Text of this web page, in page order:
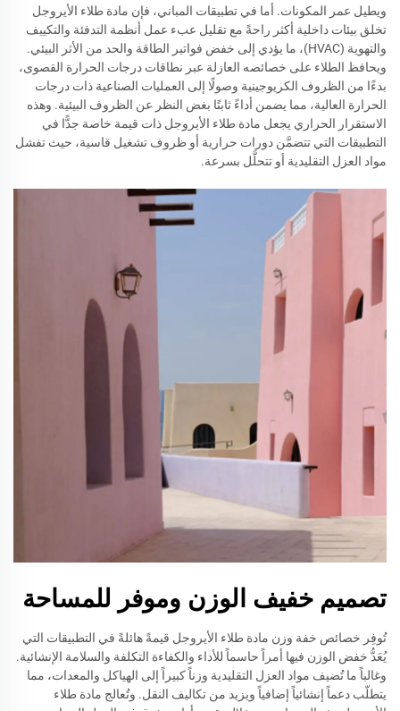
ويطيل عمر المكونات. أما في تطبيقات المباني، فإن مادة طلاء الأيروجل
تخلق بيئات داخلية أكثر راحةً مع تقليل عبء عمل أنظمة التدفئة والتكييف
والتهوية (HVAC)، ما يؤدي إلى خفض فواتير الطاقة والحد من الأثر البيئي.
ويحافظ الطلاء على خصائصه العازلة عبر نطاقات درجات الحرارة القصوى،
بدءًا من الظروف الكريوجينية وصولًا إلى العمليات الصناعية ذات درجات
الحرارة العالية، مما يضمن أداءً ثابتًا بغض النظر عن الظروف البيئية. وهذه
الاستقرار الحراري يجعل مادة طلاء الأيروجل ذات قيمة خاصة جدًّا في
التطبيقات التي تتضمَّن دورات حرارية أو ظروف تشغيل قاسية، حيث تفشل
مواد العزل التقليدية أو تتحلَّل بسرعة.
تصميم خفيف الوزن وموفر للمساحة
تُوفِر خصائص خفة وزن مادة طلاء الأيروجل قيمةً هائلةً في التطبيقات التي
يُعَدُّ خفض الوزن فيها أمراً حاسماً للأداء والكفاءة التكلفة والسلامة الإنشائية.
وغالباً ما تُضيف مواد العزل التقليدية وزناً كبيراً إلى الهياكل والمعدات، مما
يتطلّب دعماً إنشائياً إضافياً ويزيد من تكاليف النقل. وتُعالج مادة طلاء